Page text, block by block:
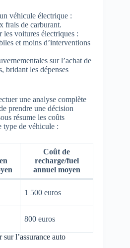
véhicule électrique :
frais de carburant.
les voitures électriques :
et moins d’interventions
sur l’achat de
bridant les dépenses
une analyse complète
prendre une décision
résume les coûts
type de véhicule :
Coût de
recharge/fuel
annuel moyen
1 500 euros
800 euros
l’assurance auto